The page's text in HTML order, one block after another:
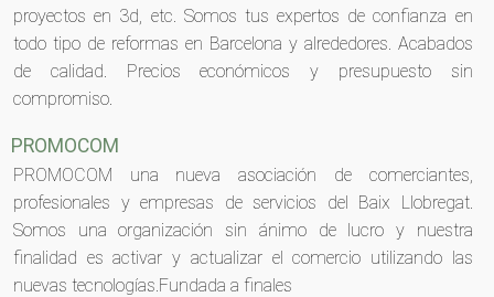
proyectos en 3d, etc. Somos tus expertos de confianza en
todo tipo de reformas en Barcelona y alrededores. Acabados
de calidad. Precios económicos y presupuesto sin
compromiso.
PROMOCOM
PROMOCOM una nueva asociación de comerciantes,
profesionales y empresas de servicios del Baix Llobregat.
Somos una organización sin ánimo de lucro y nuestra
finalidad es activar y actualizar el comercio utilizando las
nuevas tecnologías.Fundada a finales